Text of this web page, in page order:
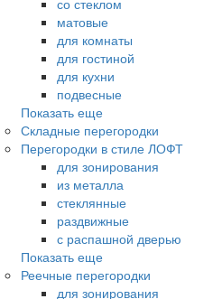
матовые
для комнаты
для гостиной
для кухни
подвесные
Показать еще
Складные перегородки
Перегородки в стиле ЛОФТ
для зонирования
из металла
стеклянные
раздвижные
с распашной дверью
Показать еще
Реечные перегородки
для зонирования